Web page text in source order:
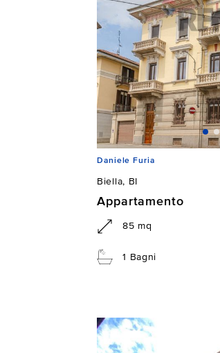
Daniele Furia
Biella, BI
Appartamento
85 mq
1 Bagni